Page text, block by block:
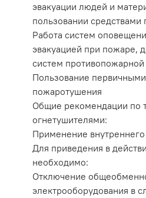
эвакуации людей и
пользовании
Работа систем
эвакуацией при пожаре,
систем
Пользование
пожаротушения
Общие рекомендации по
огнетушителями:
Применение
Для приведения в
необходимо:
Отключение
электрооборудования в